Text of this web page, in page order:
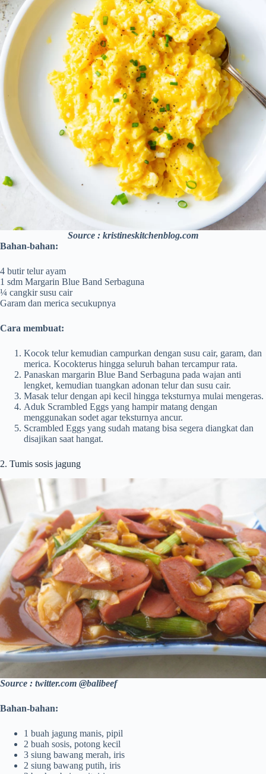
Source : kristineskitchenblog.com
Bahan-bahan:
4 butir telur ayam
1 sdm Margarin Blue Band Serbaguna
¼ cangkir susu cair
Garam dan merica secukupnya
Cara membuat:
Kocok telur kemudian campurkan dengan susu cair, garam, dan
merica. Kocokterus hingga seluruh bahan tercampur rata.
Panaskan margarin Blue Band Serbaguna pada wajan anti
lengket, kemudian tuangkan adonan telur dan susu cair.
Masak telur dengan api kecil hingga teksturnya mulai mengeras.
Aduk Scrambled Eggs yang hampir matang dengan
menggunakan sodet agar teksturnya ancur.
Scrambled Eggs yang sudah matang bisa segera diangkat dan
disajikan saat hangat.
2. Tumis sosis jagung
Source : twitter.com @balibeef
Bahan-bahan:
1 buah jagung manis, pipil
2 buah sosis, potong kecil
3 siung bawang merah, iris
2 siung bawang putih, iris